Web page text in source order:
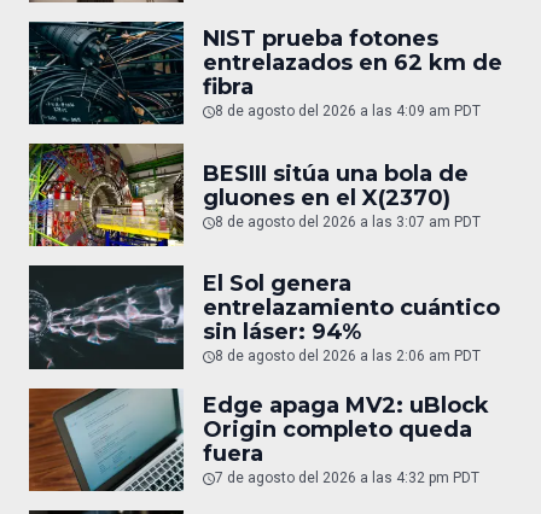
NIST prueba fotones
entrelazados en 62 km de
fibra
8 de agosto del 2026 a las 4:09 am PDT
BESIII sitúa una bola de
gluones en el X(2370)
8 de agosto del 2026 a las 3:07 am PDT
El Sol genera
entrelazamiento cuántico
sin láser: 94%
8 de agosto del 2026 a las 2:06 am PDT
Edge apaga MV2: uBlock
Origin completo queda
fuera
7 de agosto del 2026 a las 4:32 pm PDT